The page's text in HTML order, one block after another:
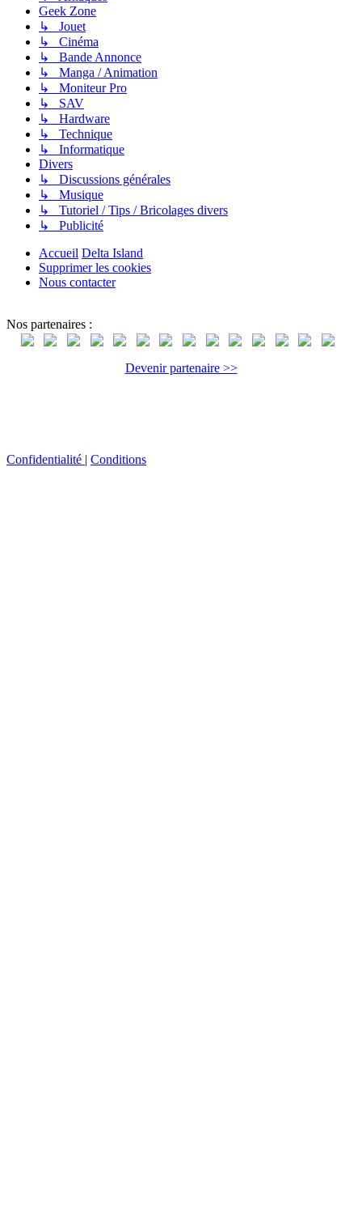
Geek Zone
↳ Jouet
↳ Cinéma
↳ Bande Annonce
↳ Manga / Animation
↳ Moniteur Pro
↳ SAV
↳ Hardware
↳ Technique
↳ Informatique
Divers
↳ Discussions générales
↳ Musique
↳ Tutoriel / Tips / Bricolages divers
↳ Publicité
Accueil Delta Island
Supprimer les cookies
Nous contacter
Nos partenaires :
Devenir partenaire >>
Confidentialité | Conditions